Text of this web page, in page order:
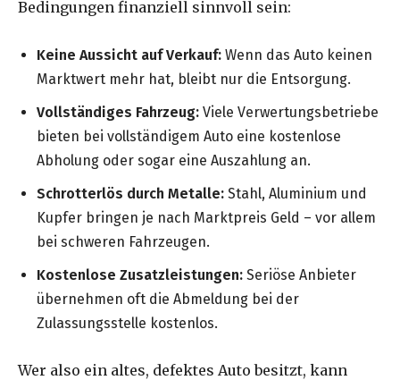
Bedingungen finanziell sinnvoll sein:
Keine Aussicht auf Verkauf: Wenn das Auto keinen
Marktwert mehr hat, bleibt nur die Entsorgung.
Vollständiges Fahrzeug: Viele Verwertungsbetriebe
bieten bei vollständigem Auto eine kostenlose
Abholung oder sogar eine Auszahlung an.
Schrotterlös durch Metalle: Stahl, Aluminium und
Kupfer bringen je nach Marktpreis Geld – vor allem
bei schweren Fahrzeugen.
Kostenlose Zusatzleistungen: Seriöse Anbieter
übernehmen oft die Abmeldung bei der
Zulassungsstelle kostenlos.
Wer also ein altes, defektes Auto besitzt, kann